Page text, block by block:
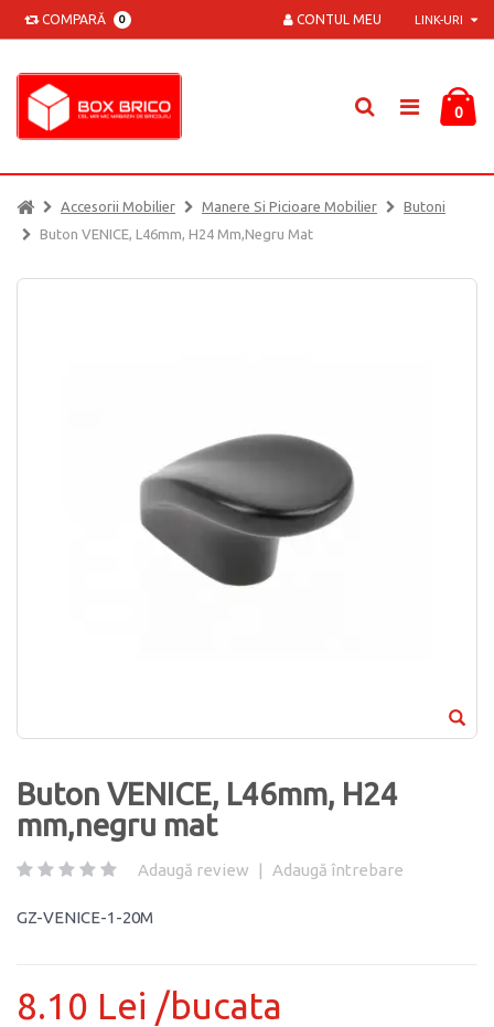
COMPARĂ 0 LINK-URI
CONTUL MEU
0
Accesorii Mobilier Manere Si Picioare Mobilier
Butoni
Buton VENICE, L46mm, H24 Mm,negru Mat
Buton VENICE, L46mm, H24
mm,negru mat
Adaugă review | Adaugă întrebare
GZ-VENICE-1-20M
8.10 Lei /bucata